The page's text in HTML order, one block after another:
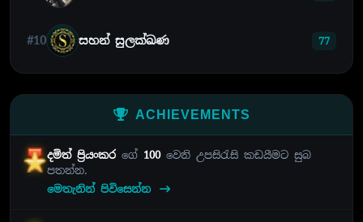
#10 සහන් සුලක්ඛණ 77
ACHIEVEMENTS
දමිත් ප්‍රියංකරගේ 100වෙනි උපසිරැසි කඩයීමට සුබ
පතන්න.
මෙතැනින් පිවිසෙන්න